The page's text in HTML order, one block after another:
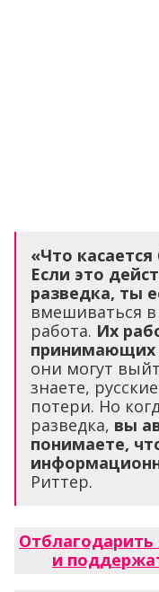
«Что
Если это
разведка, ты
вмешиваться
работа. Их
принимающих
они могут
знаете,
потери. Но
разведка, вы
понимаете,
Риттер.
и